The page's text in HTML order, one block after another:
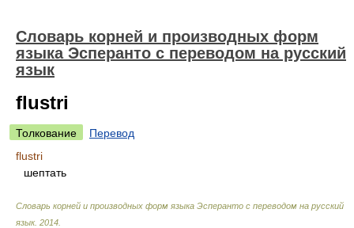
Словарь корней и производных форм
языка Эсперанто с переводом на русский
язык
flustri
Толкование
Перевод
flustri
шептать
Словарь корней и производных форм языка Эсперанто с переводом на русский
язык. 2014